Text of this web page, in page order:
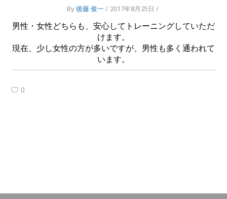
By後藤 俊一 2017年8月25日
男性・女性どちらも、安心してトレーニングしていただ
けます。
現在、少し女性の方が多いですが、男性も多く通われて
います。
0